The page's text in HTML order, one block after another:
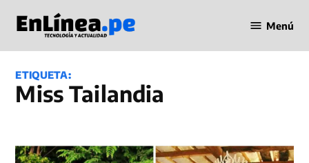
contenido
en Línea
Menú
ETIQUETA:
Miss Tailandia